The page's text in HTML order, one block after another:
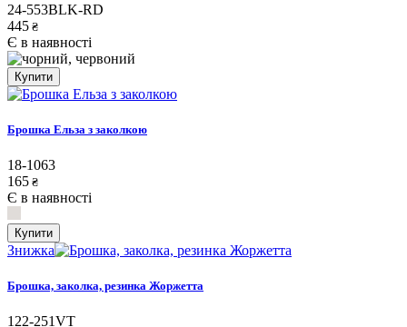
24-553BLK-RD
445 ₴
Є в наявності
Купити
Брошка Ельза з заколкою
18-1063
165 ₴
Є в наявності
Купити
Знижка
Брошка, заколка, резинка Жоржетта
122-251VT